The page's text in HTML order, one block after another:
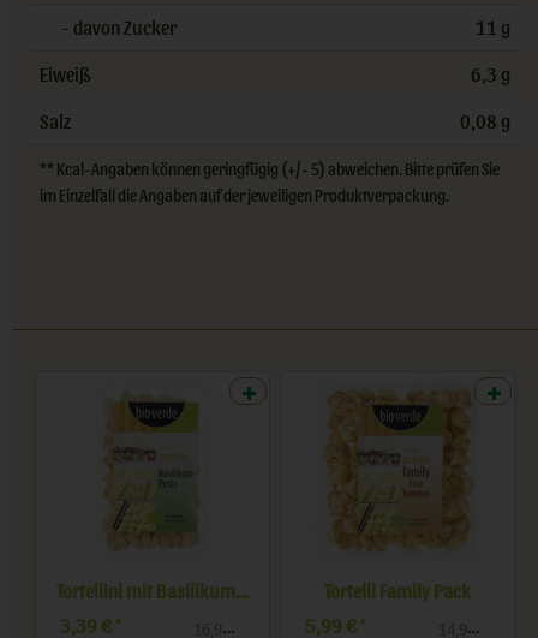
- davon Zucker 11 g
Eiweiß 6,3 g
Salz 0,08 g
** Kcal-Angaben können geringfügig (+/- 5) abweichen. Bitte prüfen Sie
im Einzelfall die Angaben auf der jeweiligen Produktverpackung.
Tortellini mit Basilikum-Pesto
3,39 € * 16,95 € / kg
Tortelli Family Pack
5,99 € * 14,98 € / kg